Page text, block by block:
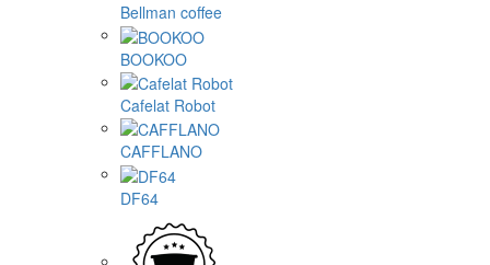
Bellman coffee
BOOKOO
Cafelat Robot
CAFFLANO
DF64